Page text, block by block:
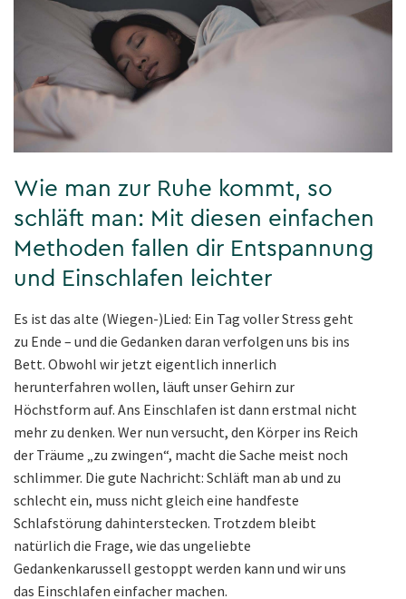
Wie man zur Ruhe kommt, so
schläft man: Mit diesen einfachen
Methoden fallen dir Entspannung
und Einschlafen leichter
Es ist das alte (Wiegen-)Lied: Ein Tag voller Stress geht
zu Ende – und die Gedanken daran verfolgen uns bis ins
Bett. Obwohl wir jetzt eigentlich innerlich
herunterfahren wollen, läuft unser Gehirn zur
Höchstform auf. Ans Einschlafen ist dann erstmal nicht
mehr zu denken. Wer nun versucht, den Körper ins Reich
der Träume „zu zwingen“, macht die Sache meist noch
schlimmer. Die gute Nachricht: Schläft man ab und zu
schlecht ein, muss nicht gleich eine handfeste
Schlafstörung dahinterstecken. Trotzdem bleibt
natürlich die Frage, wie das ungeliebte
Gedankenkarussell gestoppt werden kann und wir uns
das Einschlafen einfacher machen.